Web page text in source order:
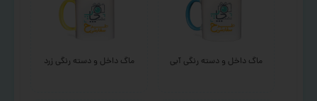
ماگ داخل و دسته رنگی آبی ماگ داخل و دسته رنگی زرد